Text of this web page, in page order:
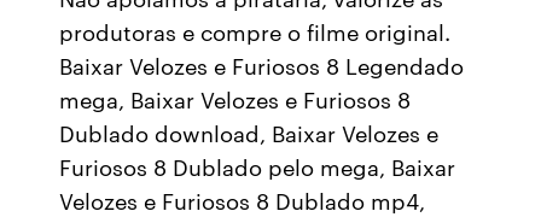
produtoras e compre o filme original.
Baixar Velozes e Furiosos 8 Legendado
mega, Baixar Velozes e Furiosos 8
Dublado download, Baixar Velozes e
Furiosos 8 Dublado pelo mega, Baixar
Velozes e Furiosos 8 Dublado mp4,